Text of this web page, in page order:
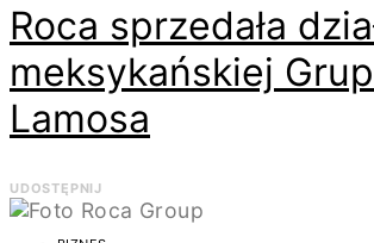
Roca sprzedała
meksykańskiej
Lamosa
UDOSTĘPNIJ